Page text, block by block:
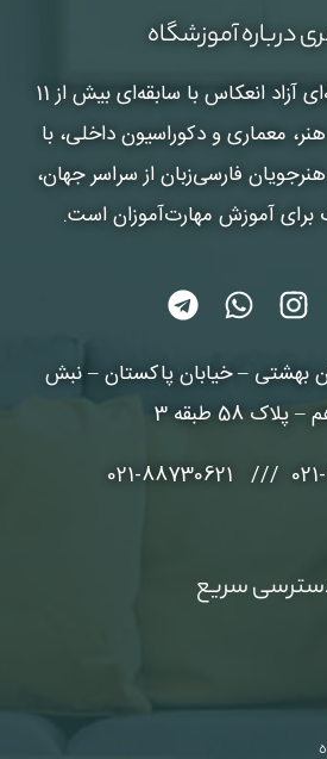
درباره آموزشگاه
آزاد انعکاس
با سابقه‌ای بیش از 11
معماری و دکوراسیون داخلی، با
فارسی‌زبان از سراسر جهان،
برای آموزش مهارت‌آموزان است.
بهشتی – خیابان پاکستان – نبش
58 طبقه 3
021-
سریع